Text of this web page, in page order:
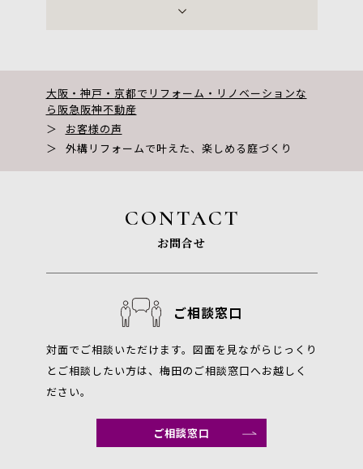
大阪・神戸・京都でリフォーム・リノベーションな
ら阪急阪神不動産
＞
お客様の声
＞
外構リフォームで叶えた、楽しめる庭づくり
CONTACT
お問合せ
ご相談窓口
対面でご相談いただけます。図面を見ながらじっくり
とご相談したい方は、梅田のご相談窓口へお越しく
ださい。
ご相談窓口